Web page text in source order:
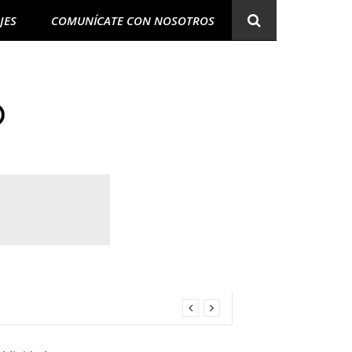
COMUNÍCATE CON NOSOTROS